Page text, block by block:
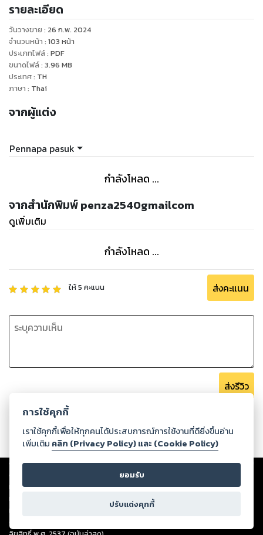
หรือความโลภ
หนังสือเล่มนี้ เขียนขึ้นเพื่อช่วยให้นักลงทุนเข้าใจอคติ 100 ข้อ
ที่พบบ่อยในการลงทุน อธิบายถึงผลกระทบต่อการตัดสินใจ
และเสนอกลยุทธ์วิธีแก้ไขที่นำไปใช้ได้จริงเพื่อเอาชนะอคติเหล่านี้
.
หนังสือเล่มนี้เหมาะสำหรับ
นักลงทุนที่มีประสบการณ์
จุดเด่น ของหนังสือเล่มนี้
เนื้อหาครอบคลุม 100 อคติที่พบบ่อยในการลงทุน
อธิบายอคติแต่ละข้ออย่างละเอียด เข้าใจง่าย
เสนอกลยุทธ์วิธีแก้ไขที่นำไปใช้ได้จริง
เน้นการลงทุนที่ยั่งยืน
.
นักลงทุนเข้าใจอคติที่พบบ่อยในการลงทุน
นักลงทุนสามารถเอาชนะอคติและตัดสินใจลงทุนอย่างมีเหตุผล
นักลงทุนประสบความสำเร็จในการลงทุนระยะยาว
เราหวังว่าหนังสือเล่มนี้จะเป็นคู่มือที่ช่วยให้นักลงทุนทุกท่าน
ประสบความสำเร็จในการลงทุนที่ยั่งยืน
รายละเอียด
วันวางขาย : 26 ก.พ. 2024
จำนวนหน้า : 103 หน้า
ประเภทไฟล์: PDF
ขนาดไฟล์: 3.96 MB
ประเทศ: TH
ภาษา : Thai
จากผู้แต่ง
Pennapa pasuk
กำลังโหลด ...
จากสำนักพิมพ์ penza2540gmailcom
ดูเพิ่มเติม
กำลังโหลด ...
ให้5 คะแนน ส่งคะแนน
ส่งรีวิว
Copyright ©2026Storylog Co., Ltd. - สตอรี่ล็อกขอสงวนสิทธิ์ไม่รับผิดชอบ
ต่อผลงานหรือเนื้อหาใดที่อัปโหลดผ่านเว็บไซต์และปรากฏว่าละเมิดสิทธิใน
ทรัพย์สินทางปัญญาของบุคคลอื่นหรือขัดต่อกฎหมายและศีลธรรม ดังนั้น ผู้อ่าน
ทุกท่านโปรดใช้วิจารณญาณในการกลั่นกรองด้วยตนเอง และหากท่านพบว่าส่วน
หนึ่งส่วนใดขัดต่อกฎหมายและศีลธรรม กรุณาแจ้งมายังบริษัท เพื่อทีมงานจะได้
ดำเนินการในทันที ทั้งนี้ ทางสตอรี่ล็อกขอสงวนลิขสิทธิ์ตามพระราชบัญญัติ
การใช้คุกกี้
เราใช้คุกกี้เพื่อให้ทุกคนได้ประสบการณ์การใช้งานที่ดียิ่งขึ้นอ่าน
เพิ่มเติม คลิก (Privacy Policy) และ (Cookie Policy)
ยอมรับ
ปรับแต่งคุกกี้